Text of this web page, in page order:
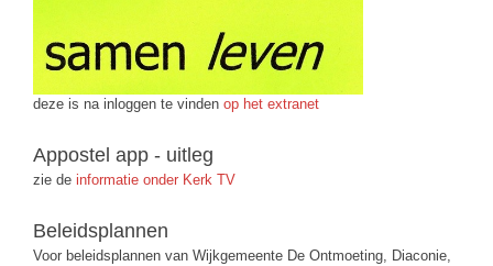
deze is na inloggen te vinden op het extranet
Appostel app - uitleg
zie de informatie onder Kerk TV
Beleidsplannen
Voor beleidsplannen van Wijkgemeente De Ontmoeting, Diaconie,